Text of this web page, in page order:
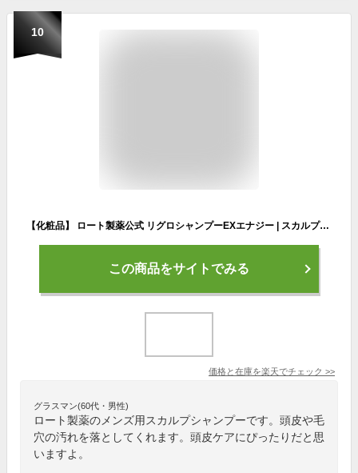
10
【化粧品】 ロート製薬公式 リグロシャンプーEXエナジー | スカルプケア シャンプー スカルプシャンプー 男性 メンズ 男性用 頭皮ケア 頭皮 ケア グッズ 毛穴 毛穴汚れ 頭皮汚れ 皮脂汚れ 皮脂 脂性 ノンシリコン ノンシリコンシャンプー リンス不要 ヘアケア メンズヘアケア
この商品をサイトでみる
価格と在庫を楽天でチェック >>
グラスマン(60代・男性)
ロート製薬のメンズ用スカルプシャンプーです。頭皮や毛
穴の汚れを落としてくれます。頭皮ケアにぴったりだと思
いますよ。